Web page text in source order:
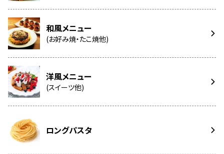
和風メニュー
(お好み焼・たこ焼他)
洋風メニュー
(スイーツ他)
ロングパスタ